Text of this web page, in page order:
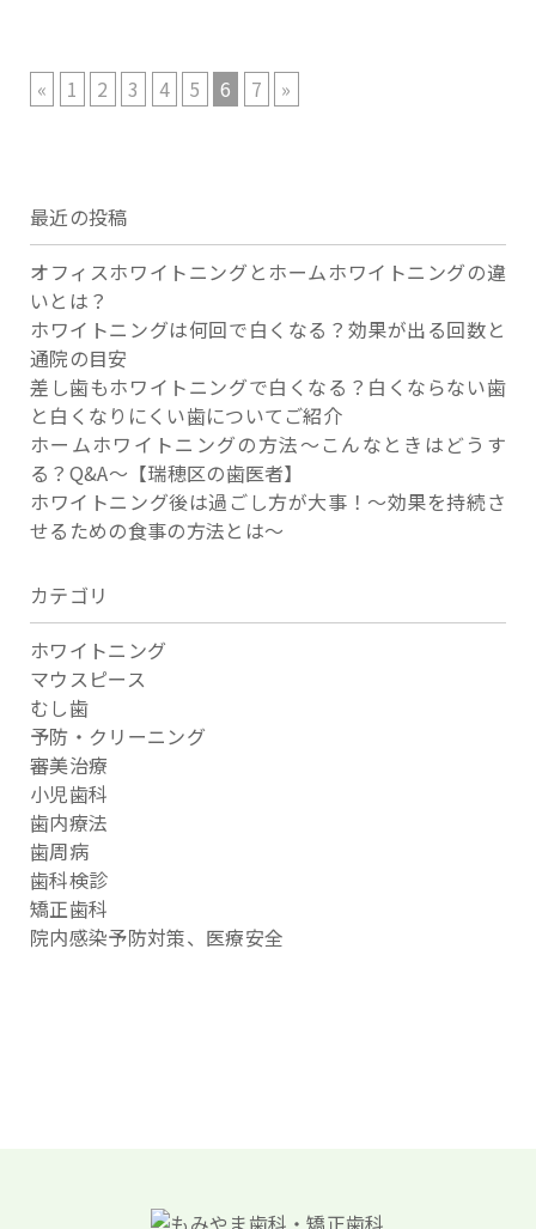
« 1 2 3 4 5 6 7 »
最近の投稿
オフィスホワイトニングとホームホワイトニングの違
いとは？
ホワイトニングは何回で白くなる？効果が出る回数と
通院の目安
差し歯もホワイトニングで白くなる？白くならない歯
と白くなりにくい歯についてご紹介
ホームホワイトニングの方法～こんなときはどうす
る？Q&A～【瑞穂区の歯医者】
ホワイトニング後は過ごし方が大事！～効果を持続さ
せるための食事の方法とは～
カテゴリ
ホワイトニング
マウスピース
むし歯
予防・クリーニング
審美治療
小児歯科
歯内療法
歯周病
歯科検診
矯正歯科
院内感染予防対策、医療安全